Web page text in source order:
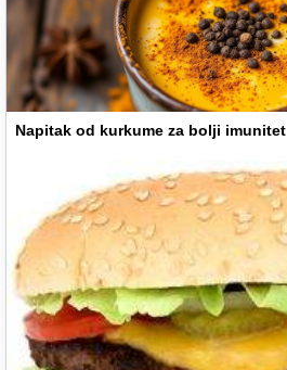
Napitak od kurkume za bolji imunitet